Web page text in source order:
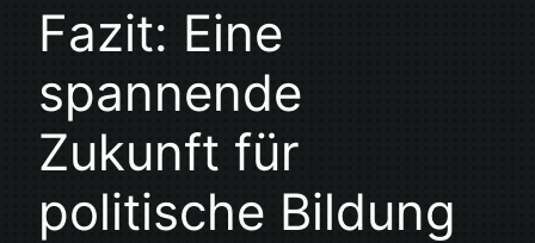
Fazit: Eine
spannende
Zukunft für
politische Bildung